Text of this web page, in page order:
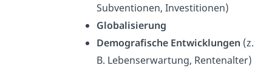
Subventionen, Investitionen)
Globalisierung
Demografische Entwicklungen (z.
B. Lebenserwartung, Rentenalter)